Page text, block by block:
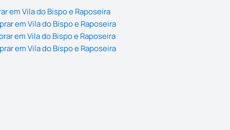
em Vila do Bispo e Raposeira
em Vila do Bispo e Raposeira
em Vila do Bispo e Raposeira
em Vila do Bispo e Raposeira